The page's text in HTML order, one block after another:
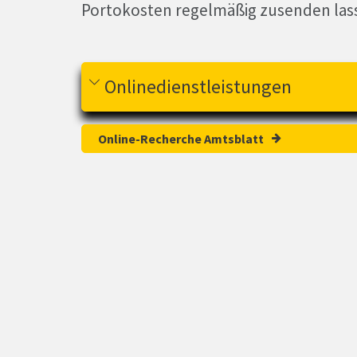
Portokosten regelmäßig zusenden
Onlinedienstleistungen
Online-Recherche Amtsblatt